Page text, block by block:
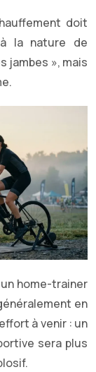
doit
la nature de
jambes », mais
home-trainer
en
à venir : un
sera plus